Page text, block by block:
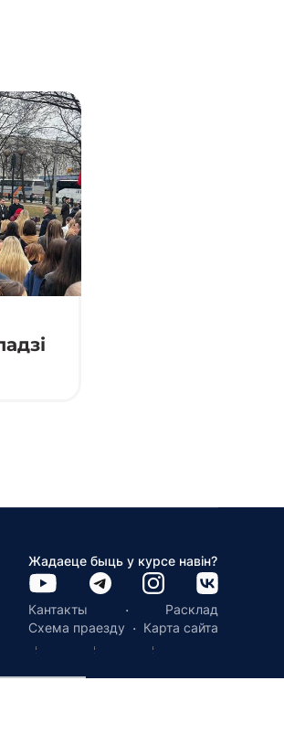
Жадаеце быць у курсе навін?
Кантакты ·
Расклад
Схема праезду · Карта сайта